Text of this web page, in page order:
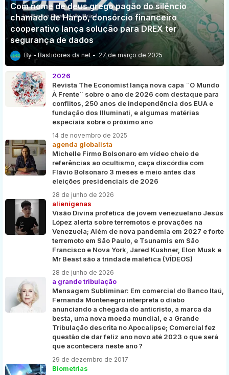
Com nome de deus grego pagão do silêncio
chamado de Harpo, consórcio financeiro
cooperativo lança solução para DREX ter
segurança de dados
Bastidores da net 27 de março de 2025
2026
Revista The Economist lança nova capa ¨O Mundo
À Frente¨ sobre o ano de 2026 com destaque para
conflitos, 250 anos de independência dos EUA e
fundação dos Illuminati, e algumas matérias
especiais sobre o próximo ano
14 de novembro de 2025
agenda globalista
Michelle Firmo Bolsonaro em vídeo cheio de
referências ao ocultismo, caça discórdia com
Flávio Bolsonaro 3 meses e meio antes das
eleições presidenciais de 2026
28 de junho de 2026
alienígenas
Visão Divina profética de jovem venezuelano Jesús
López alerta sobre terremotos e provações na
Venezuela; Além de nova pandemia em 2027 e forte
terremoto em São Paulo, e Tsunamis em São
Francisco e Nova York, Jared Kushner, Elon Musk e
Mr Beast são a trindade maléfica (VÍDEOS)
28 de junho de 2026
a grande tribulação
Mensagem Subliminar: Em comercial do Banco Itaú,
Fernanda Montenegro interpreta o diabo
anunciando a chegada do anticristo, a marca da
besta, uma nova moeda mundial, e a Grande
Tribulação descrita no Apocalipse; Comercial fez
questão de dar feliz ano novo até 2023 o que será
que acontecerá neste ano ?
29 de dezembro de 2017
Biometrias